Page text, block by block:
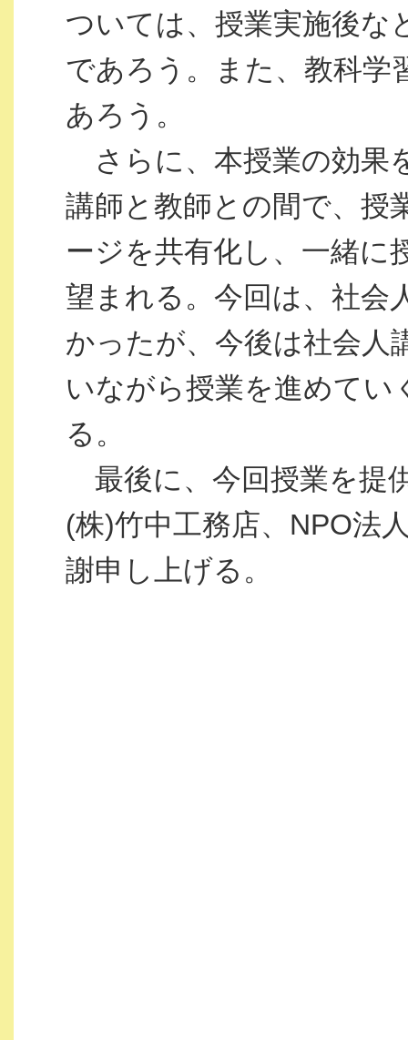
ついては、授業実施後な
であろう。また、教科学
あろう。
さらに、本授業の効果
講師と教師との間で、授
ージを共有化し、一緒に
望まれる。今回は、社会
かったが、今後は社会人
いながら授業を進めてい
る。
最後に、今回授業を提
(株)竹中工務店、NPO法
謝申し上げる。